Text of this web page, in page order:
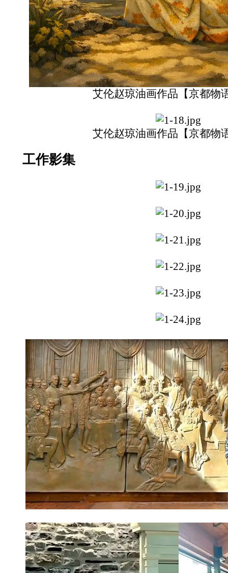
艾伦赵琼油画作品【京都物
艾伦赵琼油画作品【京都物
工作影集